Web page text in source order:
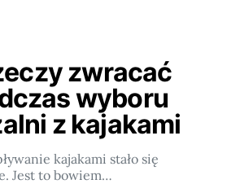
zwracać
wyboru
z kajakami
kajakami stało się
Jest to bowiem…